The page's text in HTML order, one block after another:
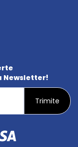
Newsletter!